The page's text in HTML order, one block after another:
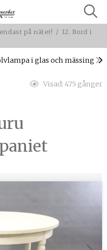
på nätet! / 12. Bord i
i glas och mässing
Visad: 475 gånger